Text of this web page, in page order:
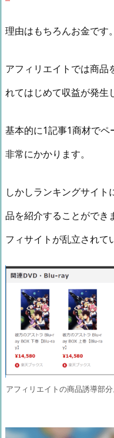
理由はもちろんお金です。
アフィリエイトでは商品
れてはじめて収益が発生
基本的に1記事1商材で
非常にかかります。
しかしランキングサイ
品を紹介することができ
フィサイトが乱立されて
アフィリエイトの商品誘導部